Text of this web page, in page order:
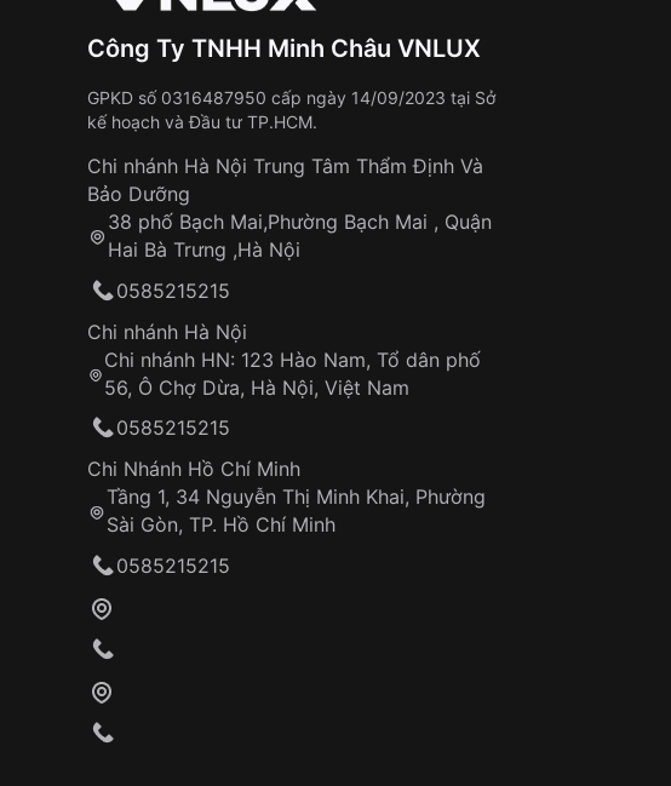
Công Ty TNHH Minh Châu VNLUX
GPKD số 0316487950 cấp ngày 14/09/2023 tại Sở
kế hoạch và Đầu tư TP.HCM.
Chi nhánh Hà Nội Trung Tâm Thẩm Định Và
Bảo Dưỡng
38 phố Bạch Mai,Phường Bạch Mai , Quận
Hai Bà Trưng ,Hà Nội
0585215215
Chi nhánh Hà Nội
Chi nhánh HN: 123 Hào Nam, Tổ dân phố
56, Ô Chợ Dừa, Hà Nội, Việt Nam
0585215215
Chi Nhánh Hồ Chí Minh
Tầng 1, 34 Nguyễn Thị Minh Khai, Phường
Sài Gòn, TP. Hồ Chí Minh
0585215215